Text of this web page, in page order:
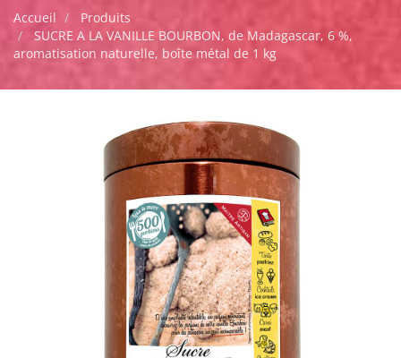
Accueil
Produits
SUCRE A LA VANILLE BOURBON, de Madagascar, 6 %,
aromatisation naturelle, boîte métal de 1 kg